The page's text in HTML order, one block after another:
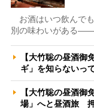
お酒はいつ飲んで
別の味わいがある――
【大竹聡の昼酒御
ギ」を知らない
【大竹聡の昼酒御
場」へと昼酒旅